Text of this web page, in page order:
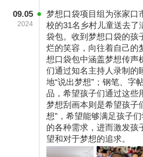
余个社区联络点、8000余家乡
覆盖全省的枢纽体系，共募集
元，支出6.33亿元。
募捐方案备案编号
53130000052692053DA22008
善款主要用于购买梦想口袋物资
09.05
2024
梦想口袋项目组为张家口
校的31名乡村儿童送去了
袋包。收到梦想口袋的孩
烂的笑容，向往着自己的
想口袋包中涵盖梦想传声
们通过知名主持人录制的
地“说出梦想”；钢笔、字
品，希望孩子们通过这些
梦想刮画本则是希望孩子
想”，希望能够满足孩子
的各种需求，进而激发孩
望和对于梦想的追求。